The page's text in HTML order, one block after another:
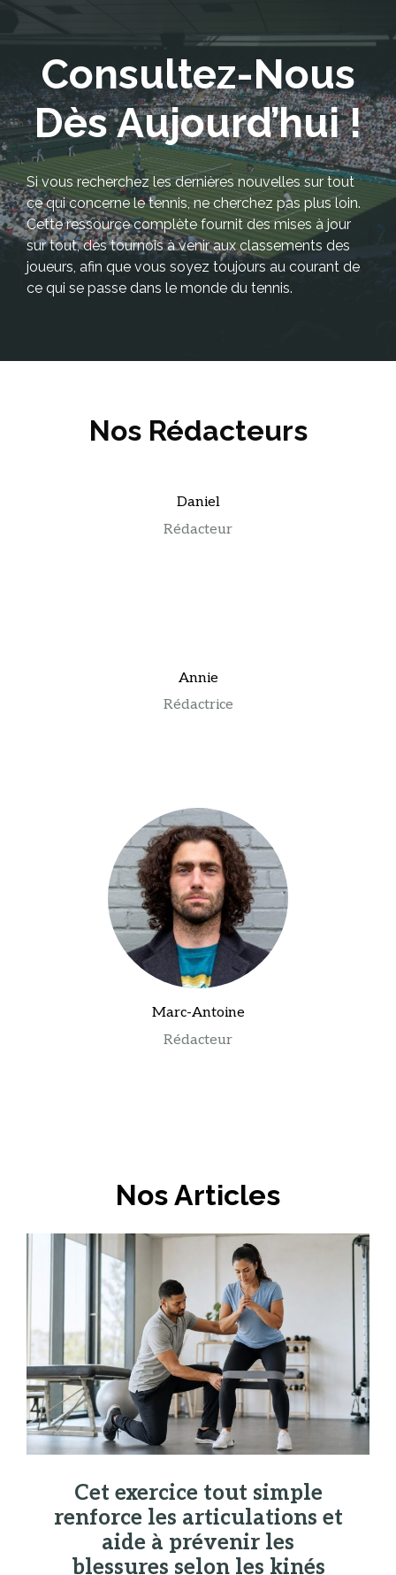
Consultez-Nous
Dès Aujourd’hui !
Si vous recherchez les dernières nouvelles sur tout
ce qui concerne le tennis, ne cherchez pas plus loin.
Cette ressource complète fournit des mises à jour
sur tout, des tournois à venir aux classements des
joueurs, afin que vous soyez toujours au courant de
ce qui se passe dans le monde du tennis.
Nos Rédacteurs
Daniel
Rédacteur
Annie
Rédactrice
Marc-Antoine
Rédacteur
Nos Articles
Cet exercice tout simple
renforce les articulations et
aide à prévenir les
blessures selon les kinés